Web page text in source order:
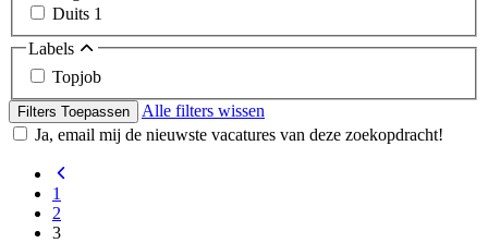
Duits 1
Labels
Topjob
Filters Toepassen
Alle filters wissen
Ja, email mij de nieuwste vacatures van deze zoekopdracht!
1
2
3